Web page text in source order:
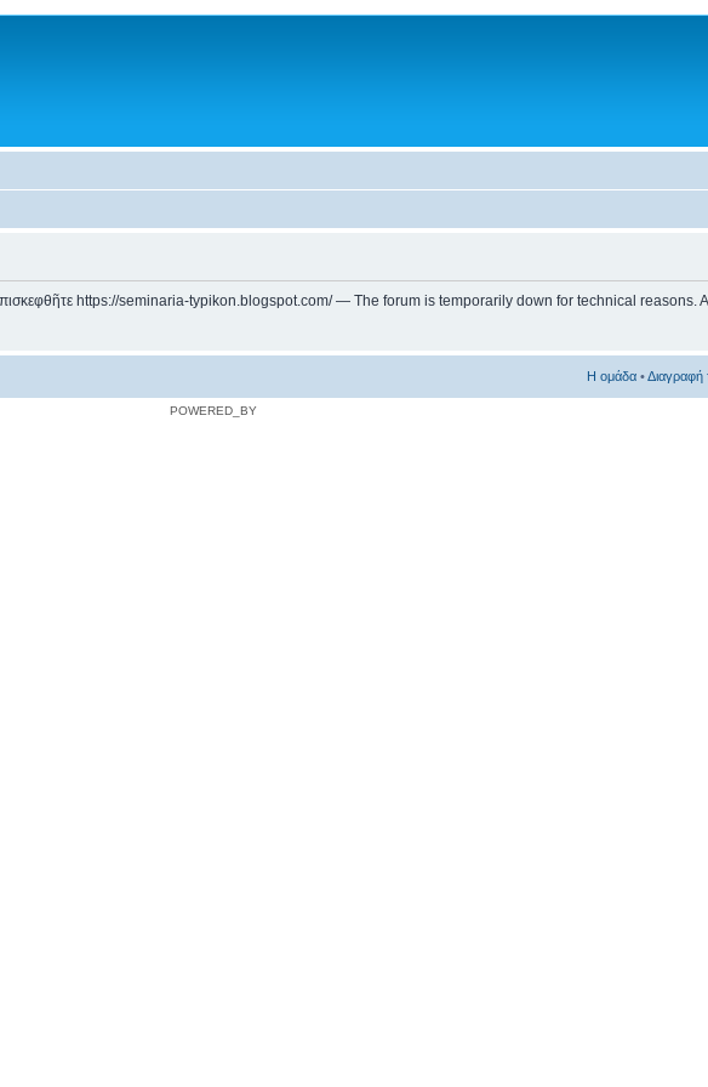
ἐπισκεφθῆτε https://seminaria-typikon.blogspot.com/ — The forum is temporarily down for technical
Η ομάδα •
POWERED_BY